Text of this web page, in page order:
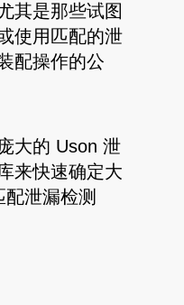
其是那些试图
使用匹配的泄
配操作的公
大的 Uson 泄
来快速确定大
泄漏检测